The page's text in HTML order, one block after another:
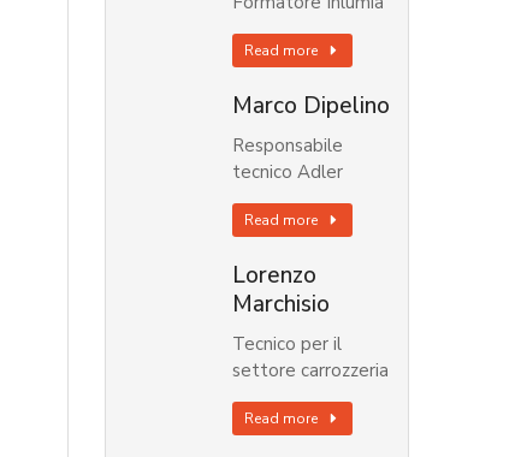
Read more
Marco Dipelino
Responsabile
tecnico Adler
Read more
Lorenzo
Marchisio
Tecnico per il
settore carrozzeria
Read more